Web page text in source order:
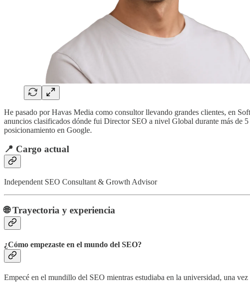
He pasado por Havas Media como consultor llevando grandes clientes, en
anuncios clasificados dónde fui Director SEO a nivel Global durante más de
posicionamiento en Google.
📍 Cargo actual
Independent SEO Consultant & Growth Advisor
🌐Trayectoria y experiencia
¿Cómo empezaste en el mundo del SEO?
Empecé en el mundillo del SEO mientras estudiaba en la universidad, una